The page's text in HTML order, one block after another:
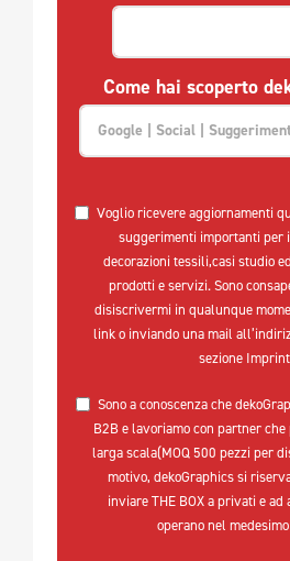
Come hai scoperto
Voglio ricevere aggiornamenti
suggerimenti importanti per
decorazioni tessili,casi studio
prodotti e servizi. Sono
disiscrivermi in qualunque
link o inviando una mail
sezione
Sono a conoscenza che
B2B e lavoriamo con partner
larga scala(MOQ 500 pezzi per
motivo, dekoGraphics si
inviare THE BOX a privati e ad
operano nel